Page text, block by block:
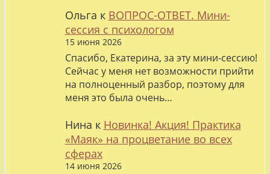
Ольга к ВОПРОС-ОТВЕТ. Мини-
сессия с психологом
15 июня 2026
Спасибо, Екатерина, за эту мини-сессию!
Сейчас у меня нет возможности прийти
на полноценный разбор, поэтому для
меня это была очень…
Нина к Новинка! Акция! Практика
«Маяк» на процветание во всех
сферах
14 июня 2026